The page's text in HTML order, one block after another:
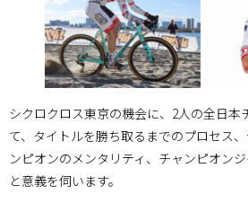
シクロクロス東京の機会に、2人の全日本
て、タイトルを勝ち取るまでのプロセス
ンピオンのメンタリティ、チャンピオン
と意義を伺います。